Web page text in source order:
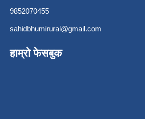
9852070455
sahidbhumirural@gmail.com
हाम्रो फेसबुक